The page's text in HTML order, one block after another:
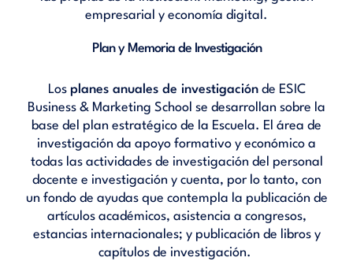
empresarial y economía digital.
Plan y Memoria de Investigación
Los planes anuales de investigaciónde ESIC
Business & Marketing School se desarrollan sobre la
base del plan estratégico de la Escuela. El área de
investigación da apoyo formativo y económico a
todas las actividades de investigación del personal
docente e investigación y cuenta, por lo tanto, con
un fondo de ayudas que contempla la publicación de
artículos académicos, asistencia a congresos,
estancias internacionales; y publicación de libros y
capítulos de investigación.